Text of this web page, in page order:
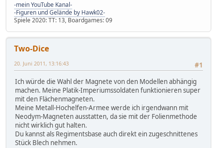
-mein YouTube Kanal-
-Figuren und Gelände by Hawk02-
Spiele 2020: TT: 13, Boardgames: 09
Two-Dice
#1
20. Juni 2011, 13:16:43
Ich würde die Wahl der Magnete von den Modellen abhängig
machen. Meine Platik-Imperiumssoldaten funktionieren super
mit den Flächenmagneten.
Meine Metall-Hochelfen-Armee werde ich irgendwann mit
Neodym-Magneten ausstatten, da sie mit der Folienmethode
nicht wirklich gut halten.
Du kannst als Regimentsbase auch direkt ein zugeschnittenes
Stück Blech nehmen.